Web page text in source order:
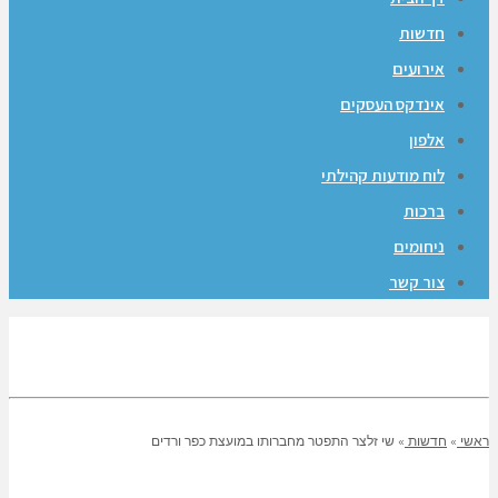
חדשות
אירועים
אינדקס העסקים
אלפון
לוח מודעות קהילתי
ברכות
ניחומים
צור קשר
» חדשות » שי זלצר התפטר מחברותו במועצת כפר ורדים